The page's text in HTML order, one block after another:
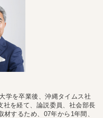
学を卒業後、沖縄タイムス社
社を経て、論説委員、社会部長
するため、07年から1年間、